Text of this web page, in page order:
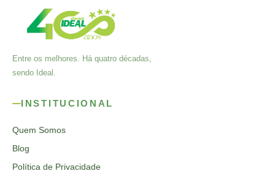
Entre os melhores. Há quatro décadas,
sendo Ideal.
INSTITUCIONAL
Quem Somos
Blog
Política de Privacidade